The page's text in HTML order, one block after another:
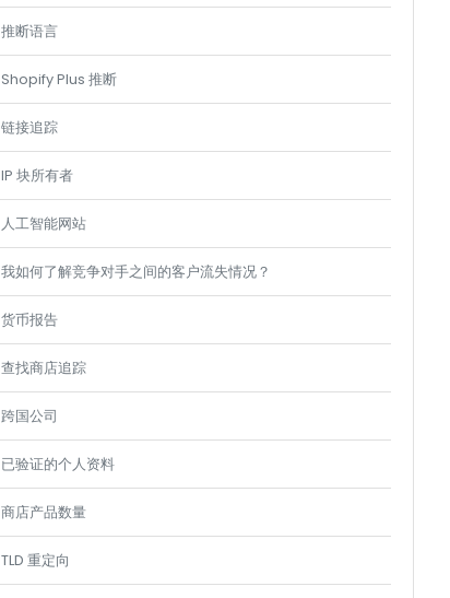
推断语言
Shopify Plus 推断
链接追踪
IP 块所有者
人工智能网站
我如何了解竞争对手之间的客户流失情况？
货币报告
查找商店追踪
跨国公司
已验证的个人资料
商店产品数量
TLD 重定向